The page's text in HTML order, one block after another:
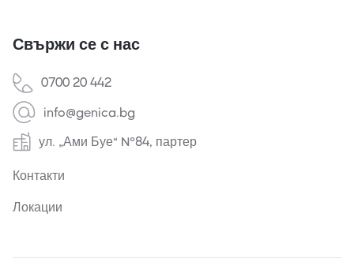
Свържи се с нас
0700 20 442
info@genica.bg
ул. „Ами Буе“ №84, партер
Контакти
Локации